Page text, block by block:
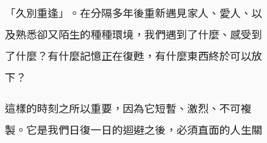
「久別重逢」。在分隔多年後重新遇見家人、愛人、以
及熟悉卻又陌生的種種環境，我們遇到了什麼、感受到
了什麼？有什麼記憶正在復甦，有什麼東西終於可以放
下？
這樣的時刻之所以重要，因為它短暫、激烈、不可複
製。它是我們日復一日的迴避之後，必須直面的人生關